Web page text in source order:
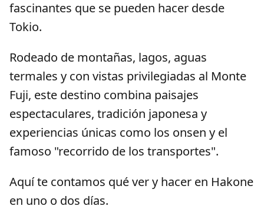
fascinantes que se pueden hacer desde
Tokio.
Rodeado de montañas, lagos, aguas
termales y con vistas privilegiadas al Monte
Fuji, este destino combina paisajes
espectaculares, tradición japonesa y
experiencias únicas como los onsen y el
famoso "recorrido de los transportes".
Aquí te contamos qué ver y hacer en Hakone
en uno o dos días.